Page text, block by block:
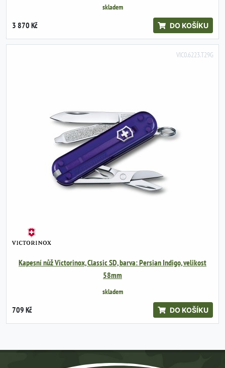
skladem
3 870 Kč DO KOŠÍKU
VIC0.6223.T29G
Kapesní nůž Victorinox, Classic SD, barva: Persian Indigo, velikost
58mm
skladem
709 Kč DO KOŠÍKU